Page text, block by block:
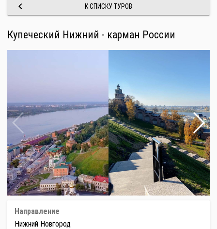
keyboard_arrow_left К СПИСКУ ТУРОВ
Купеческий Нижний - карман России
Направление
Нижний Новгород